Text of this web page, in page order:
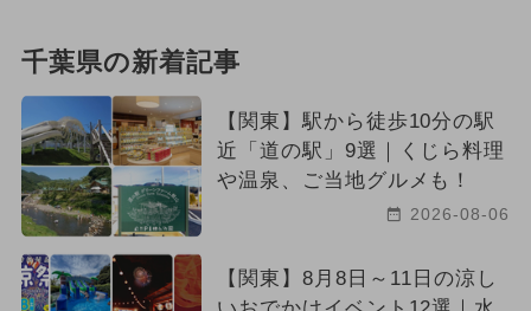
千葉県の新着記事
【関東】駅から徒歩10分の駅
近「道の駅」9選｜くじら料理
や温泉、ご当地グルメも！
2026-08-06
【関東】8月8日～11日の涼し